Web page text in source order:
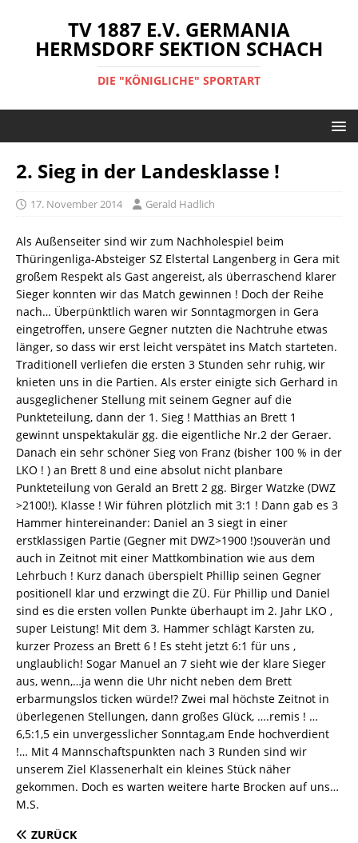
TV 1887 E.V. GERMANIA
HERMSDORF SEKTION SCHACH
DIE "KÖNIGLICHE" SPORTART
2. Sieg in der Landesklasse !
17. November 2014 Gerald Hadlich
Als Außenseiter sind wir zum Nachholespiel beim
Thüringenliga-Absteiger SZ Elstertal Langenberg in Gera mit
großem Respekt als Gast angereist, als überraschend klarer
Sieger konnten wir das Match gewinnen ! Doch der Reihe
nach… Überpünktlich waren wir Sonntagmorgen in Gera
eingetroffen, unsere Gegner nutzten die Nachtruhe etwas
länger, so dass wir erst leicht verspätet ins Match starteten.
Traditionell verliefen die ersten 3 Stunden sehr ruhig, wir
knieten uns in die Partien. Als erster einigte sich Gerhard in
ausgeglichener Stellung mit seinem Gegner auf die
Punkteteilung, dann der 1. Sieg ! Matthias an Brett 1
gewinnt unspektakulär gg. die eigentliche Nr.2 der Geraer.
Danach ein sehr schöner Sieg von Franz (bisher 100 % in der
LKO ! ) an Brett 8 und eine absolut nicht planbare
Punkteteilung von Gerald an Brett 2 gg. Birger Watzke (DWZ
>2100!). Klasse ! Wir führen plötzlich mit 3:1 ! Dann gab es 3
Hammer hintereinander: Daniel an 3 siegt in einer
erstklassigen Partie (Gegner mit DWZ>1900 !)souverän und
auch in Zeitnot mit einer Mattkombination wie aus dem
Lehrbuch ! Kurz danach überspielt Phillip seinen Gegner
positionell klar und erzwingt die ZÜ. Für Phillip und Daniel
sind es die ersten vollen Punkte überhaupt im 2. Jahr LKO ,
super Leistung! Mit dem 3. Hammer schlägt Karsten zu,
kurzer Prozess an Brett 6 ! Es steht jetzt 6:1 für uns ,
unglaublich! Sogar Manuel an 7 sieht wie der klare Sieger
aus, wenn,…ja wenn die Uhr nicht neben dem Brett
erbarmungslos ticken würde!? Zwei mal höchste Zeitnot in
überlegenen Stellungen, dann großes Glück, ….remis ! …
6,5:1,5 ein unvergesslicher Sonntag,am Ende hochverdient
!… Mit 4 Mannschaftspunkten nach 3 Runden sind wir
unserem Ziel Klassenerhalt ein kleines Stück näher
gekommen. Doch es warten weitere harte Brocken auf uns…
M.S.
ZURÜCK